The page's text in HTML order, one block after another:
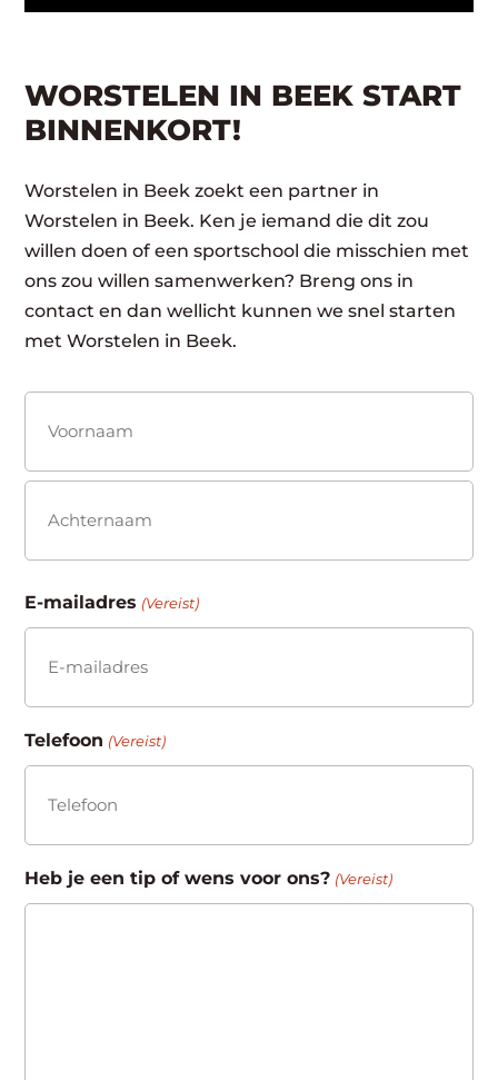
WORSTELEN IN BEEK START
BINNENKORT!
Worstelen in Beek zoekt een partner in
Worstelen in Beek. Ken je iemand die dit zou
willen doen of een sportschool die misschien met
ons zou willen samenwerken? Breng ons in
contact en dan wellicht kunnen we snel starten
met Worstelen in Beek.
(Vereist)
Voornaam
E-mailadres (Vereist)
Telefoon (Vereist)
Heb je een tip of wens voor ons? (Vereist)